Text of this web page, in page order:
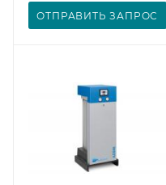
ОТПРАВИТЬ ЗАПРОС